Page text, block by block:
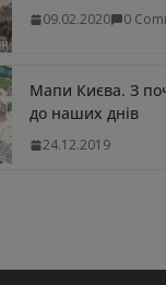
09.02.2020 0
Мапи Києва. З
до наших днів
24.12.2019